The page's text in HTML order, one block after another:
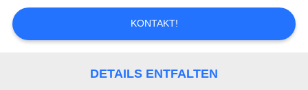
SIE
EIN
KONTAKT!
DETAILS ENTFALTEN